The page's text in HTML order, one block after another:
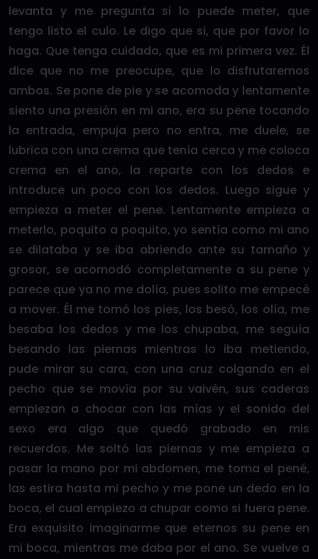
levanta y me pregunta si lo puede meter, que
tengo listo el culo. Le digo que si, que por favor lo
haga. Que tenga cuidado, que es mi primera vez. Él
dice que no me preocupe, que lo disfrutaremos
ambos. Se pone de pie y se acomoda y lentamente
siento una presión en mi ano, era su pene tocando
la entrada, empuja pero no entra, me duele, se
lubrica con una crema que tenía cerca y me coloca
crema en el ano, la reparte con los dedos e
introduce un poco con los dedos. Luego sigue y
empieza a meter el pene. Lentamente empieza a
meterlo, poquito a poquito, yo sentía como mi ano
se dilataba y se iba abriendo ante su tamaño y
grosor, se acomodó completamente a su pene y
parece que ya no me dolía, pues solito me empecé
a mover. Él me tomó los pies, los besó, los olía, me
besaba los dedos y me los chupaba, me seguía
besando las piernas mientras lo iba metiendo,
pude mirar su cara, con una cruz colgando en el
pecho que se movía por su vaivén, sus caderas
empiezan a chocar con las mías y el sonido del
sexo era algo que quedó grabado en mis
recuerdos. Me soltó las piernas y me empieza a
pasar la mano por mi abdomen, me toma el pené,
las estira hasta mi pecho y me pone un dedo en la
boca, el cual empiezo a chupar como si fuera pene.
Era exquisito imaginarme que eternos su pene en
mi boca, mientras me daba por el ano. Se vuelve a